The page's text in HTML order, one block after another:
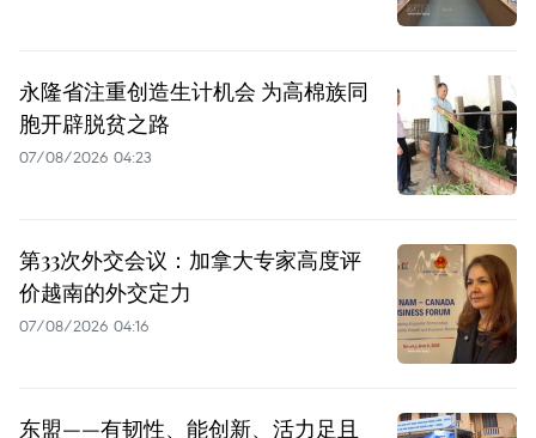
永隆省注重创造生计机会 为高棉族同
胞开辟脱贫之路
07/08/2026 04:23
第33次外交会议：加拿大专家高度评
价越南的外交定力
07/08/2026 04:16
东盟——有韧性、能创新、活力足且